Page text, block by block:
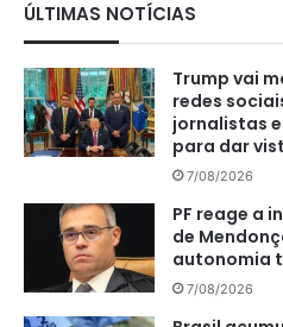
ÚLTIMAS NOTÍCIAS
Trump vai
redes
jornalistas
para dar
7/08/2026
PF reage a
de
autonomia
7/08/2026